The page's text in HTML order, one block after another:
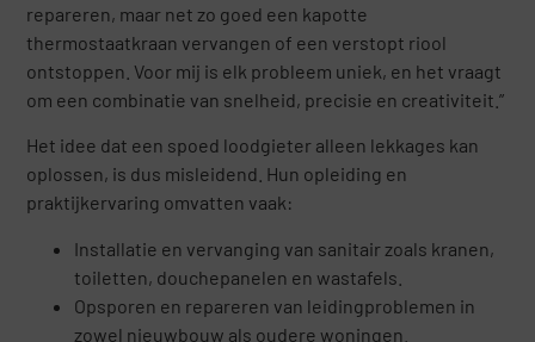
repareren, maar net zo goed een kapotte
thermostaatkraan vervangen of een verstopt riool
ontstoppen. Voor mij is elk probleem uniek, en het vraagt
om een combinatie van snelheid, precisie en creativiteit.”
Het idee dat een spoed loodgieter alleen lekkages kan
oplossen, is dus misleidend. Hun opleiding en
praktijkervaring omvatten vaak:
Installatie en vervanging van sanitair zoals kranen,
toiletten, douchepanelen en wastafels.
Opsporen en repareren van leidingproblemen in
zowel nieuwbouw als oudere woningen.